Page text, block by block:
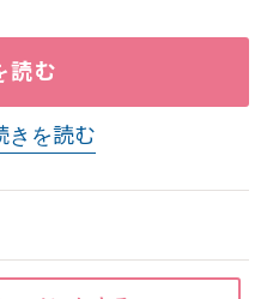
読む
きを読む